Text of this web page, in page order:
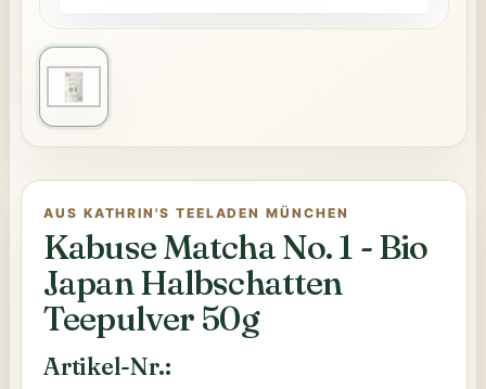
AUS KATHRIN'S TEELADEN MÜNCHEN
Kabuse Matcha No. 1 - Bio
Japan Halbschatten
Teepulver 50g
Artikel-Nr.: